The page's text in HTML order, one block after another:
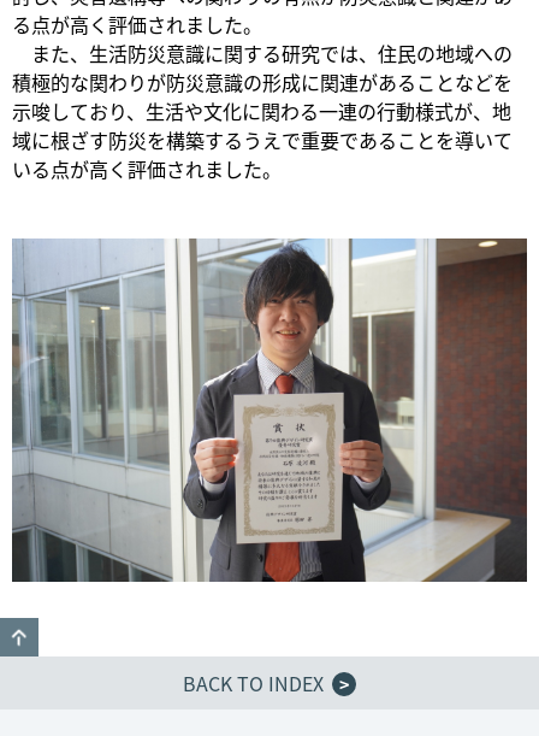
る点が高く評価されました。
また、生活防災意識に関する研究では、住民の地域への
積極的な関わりが防災意識の形成に関連があることなどを
示唆しており、生活や文化に関わる一連の行動様式が、地
域に根ざす防災を構築するうえで重要であることを導いて
いる点が高く評価されました。
BACK TO INDEX
>